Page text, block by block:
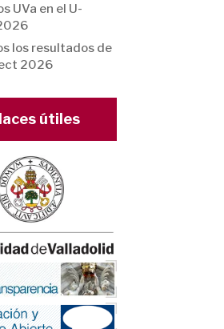
UVa en el U-
los resultados de
2026
útiles